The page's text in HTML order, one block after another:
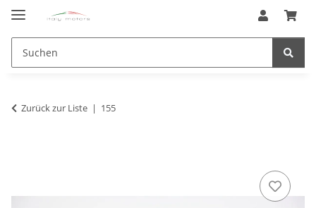
Zurück zur Liste 155